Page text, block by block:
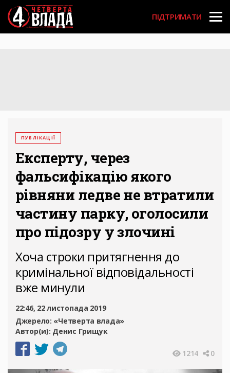
Перейти
до
основного
вмісту
User
account
ПІДТРИМАТИ
ПУБЛІКАЦІЇ
Експерту, через
фальсифікацію якого
рівняни ледве не втратили
частину парку, оголосили
про підозру у злочині
Хоча строки притягнення до
кримінальної відповідальності
вже минули
22:46, 22 листопада 2019
Джерело: «Четверта влада»
Автор(и): Денис Грищук
1214 0